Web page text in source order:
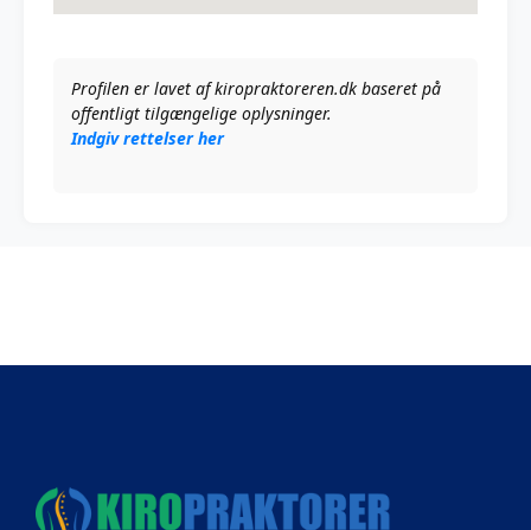
Profilen er lavet af kiropraktoreren.dk baseret på
offentligt tilgængelige oplysninger.
Indgiv rettelser her